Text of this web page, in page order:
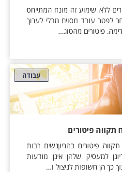
ללא שימוע זה מונח המתייחס
לפטר עובד מסוים מבלי לערוך
פיטורים מהסוג...
עבודה
תקווה פיטורים
פיטורים בהריוןנשים רבות
למעסיק שלהן אינן מודעות
כך הן חשופות לניצול ו...